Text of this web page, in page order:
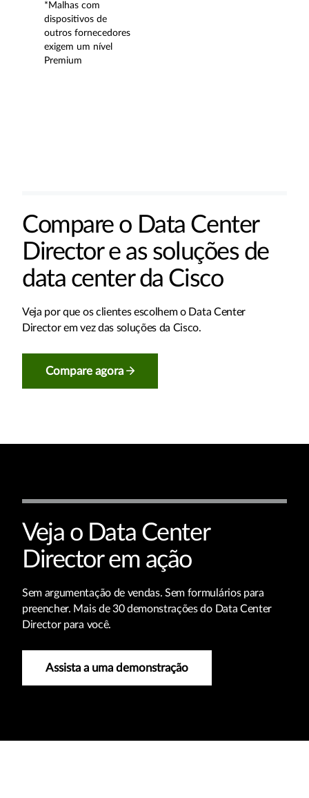
*Malhas com
dispositivos de
outros fornecedores
exigem um nível
Premium
Compare o Data Center
Director e as soluções de
data center da Cisco
Veja por que os clientes escolhem o Data Center
Director em vez das soluções da Cisco.
Compare agora
Veja o Data Center
Director em ação
Sem argumentação de vendas. Sem formulários para
preencher. Mais de 30 demonstrações do Data Center
Director para você.
Assista a uma demonstração